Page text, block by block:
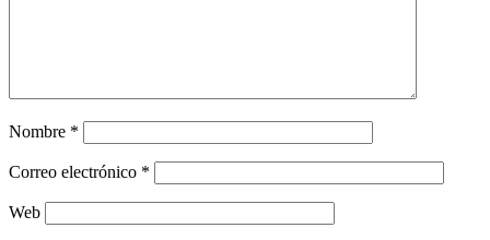
Nombre *
Correo electrónico *
Web